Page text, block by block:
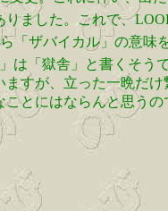
りました。これで、
「ザバイカル」の意味
は「獄舎」と書くそう
ますが、立った一晩だ
ことにはならんと思う